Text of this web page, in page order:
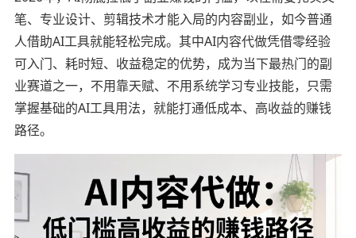
笔、专业设计、剪辑技术才能入局的内容副业，如今普通
人借助AI工具就能轻松完成。其中AI内容代做凭借零经验
可入门、耗时短、收益稳定的优势，成为当下最热门的副
业赛道之一，不用靠天赋、不用系统学习专业技能，只需
掌握基础的AI工具用法，就能打通低成本、高收益的赚钱
路径。